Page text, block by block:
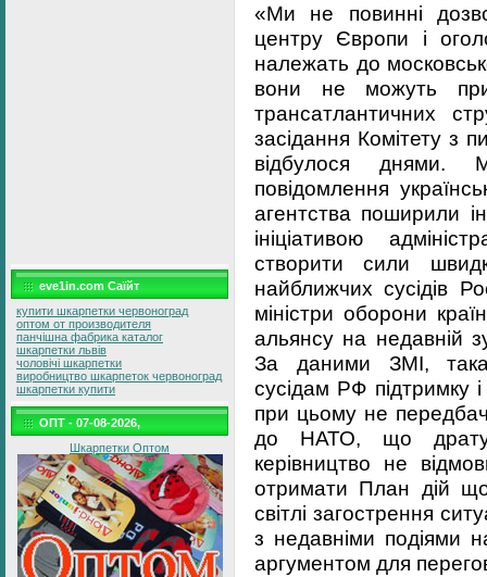
eve1in.com Саїйт
купити шкарпетки червоноград
оптом от производителя
панчішна фабрика каталог
шкарпетки львів
чоловічі шкарпетки
виробництво шкарпеток червоноград
шкарпетки купити
ОПТ - 07-08-2026,
Шкарпетки Оптом
«Ми не повинні
центру Європи і
належать до
вони не можуть
трансатлантичних
засідання Комітету з
відбулося днями.
повідомлення
агентства поширили
ініціативою
створити сили
найближчих сусідів
міністри оборони
альянсу на недавній
За даними ЗМІ, така
сусідам РФ підтримку
при цьому не
до НАТО, що
керівництво не
отримати План дій
світлі загострення
з недавніми подіями
аргументом для